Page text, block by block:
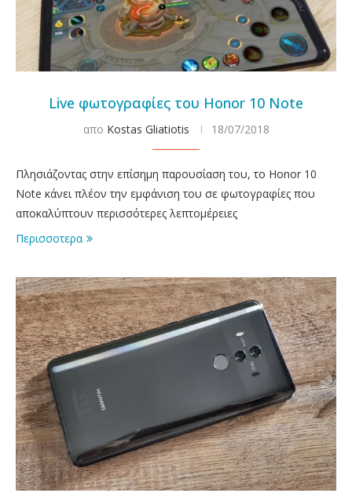
Live φωτογραφίες του Honor 10 Note
απο Kostas Gliatiotis 18/07/2018
Πλησιάζοντας στην επίσημη παρουσίαση του, το Honor 10
Note κάνει πλέον την εμφάνιση του σε φωτογραφίες που
αποκαλύπτουν περισσότερες λεπτομέρειες
Περισσοτερα